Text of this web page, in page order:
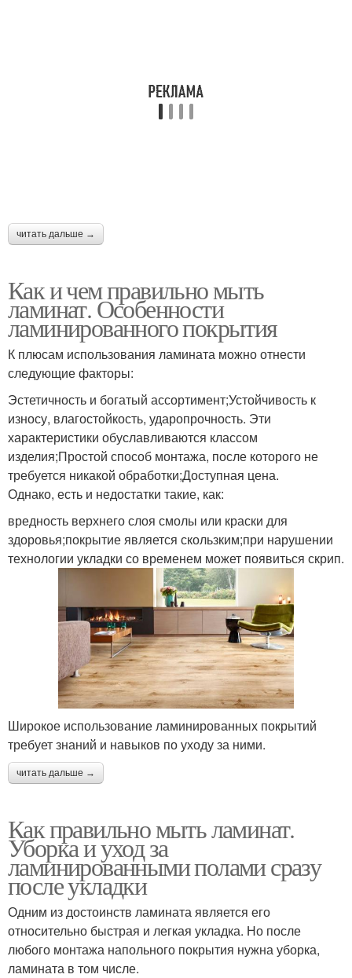
читать дальше →
Как и чем правильно мыть
ламинат. Особенности
ламинированного покрытия
К плюсам использования ламината можно отнести
следующие факторы:
Эстетичность и богатый ассортимент;Устойчивость к
износу, влагостойкость, ударопрочность. Эти
характеристики обуславливаются классом
изделия;Простой способ монтажа, после которого не
требуется никакой обработки;Доступная цена.
Однако, есть и недостатки такие, как:
вредность верхнего слоя смолы или краски для
здоровья;покрытие является скользким;при нарушении
технологии укладки со временем может появиться скрип.
Широкое использование ламинированных покрытий
требует знаний и навыков по уходу за ними.
читать дальше →
Как правильно мыть ламинат.
Уборка и уход за
ламинированными полами сразу
после укладки
Одним из достоинств ламината является его
относительно быстрая и легкая укладка. Но после
любого монтажа напольного покрытия нужна уборка,
ламината в том числе.